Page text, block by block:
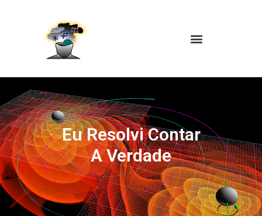
Eu Resolvi Contar
A Verdade